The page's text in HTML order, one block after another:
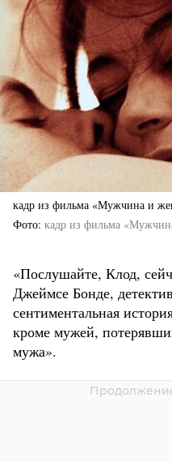
кадр из фильма «Мужчина и
Фото кадр из фильма
«Послушайте, Клод,
Джеймсе Бонде,
сентиментальная
кроме мужей,
мужа».